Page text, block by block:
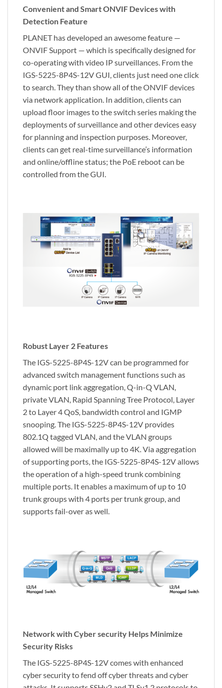
Convenient and Smart ONVIF Devices with
Detection Feature
PLANET has developed an awesome feature —
ONVIF Support — which is specifically designed for
co-operating with video IP surveillances. From the
IGS-5225-8P4S-12V GUI, clients just need one click
to search. They than show all of the ONVIF devices
via network application. In addition, clients can
upload floor images to the switch series making the
deployments of surveillance and other devices easy
for planning and inspection purposes. Moreover,
clients can get real-time surveillance’s information
and online/offline status; the PoE reboot can be
controlled from the GUI.
Robust Layer 2 Features
The IGS-5225-8P4S-12V can be programmed for
advanced switch management functions such as
dynamic port link aggregation, Q-in-Q VLAN,
private VLAN, Rapid Spanning Tree Protocol, Layer
2 to Layer 4 QoS, bandwidth control and IGMP
snooping. The IGS-5225-8P4S-12V provides
802.1Q tagged VLAN, and the VLAN groups
allowed will be maximally up to 4K. Via aggregation
of supporting ports, the IGS-5225-8P4S-12V allows
the operation of a high-speed trunk combining
multiple ports. It enables a maximum of up to 10
trunk groups with 4 ports per trunk group, and
supports fail-over as well.
Network with Cyber security Helps Minimize
Security Risks
The IGS-5225-8P4S-12V comes with enhanced
cyber security to fend off cyber threats and cyber